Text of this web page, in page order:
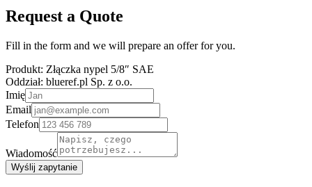
Request a Quote
Fill in the form and we will prepare an offer for you.
Produkt: Złączka nypel 5/8″ SAE
Oddział: blueref.pl Sp. z o.o.
Imię
Email
Telefon
Wiadomość
Wyślij zapytanie